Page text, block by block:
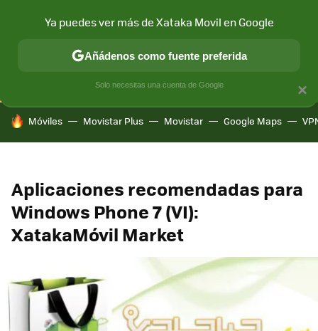
CONECTIVIDAD MÓVIL Y SOCIEDAD APLICACIONES
HOY SE HABLA DE
Móviles Movistar Plus Movistar Google Maps
Aplicaciones recomendadas para
Windows Phone 7 (VI):
XatakaMóvil Market
×
Ya puedes ver más de Xataka Movil en Google
Añádenos como fuente preferida
Solo necesitas una cuenta de Google